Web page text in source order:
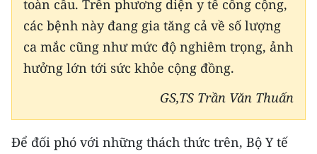
toàn cầu. Trên phương diện y tế công cộng,
các bệnh này đang gia tăng cả về số lượng
ca mắc cũng như mức độ nghiêm trọng, ảnh
hưởng lớn tới sức khỏe cộng đồng.
GS,TS Trần Văn Thuấn
Để đối phó với những thách thức trên, Bộ Y tế